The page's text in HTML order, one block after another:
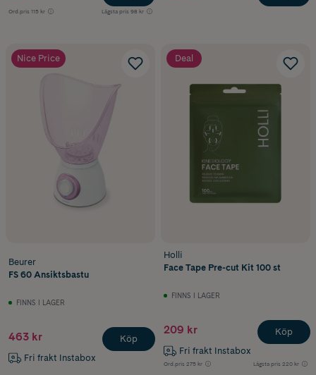
Ord.pris 115 kr Lägsta pris 98 kr
Nice Price
Beurer
FS 60 Ansiktsbastu
FINNS I LAGER
463 kr
Fri frakt Instabox
Köp
Deal
Holli
Face Tape Pre-cut Kit 100 st
FINNS I LAGER
209 kr
Fri frakt Instabox
Ord.pris 275 kr Lägsta pris 220 kr
Köp